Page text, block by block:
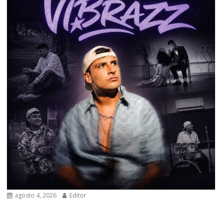
agosto 4, 2026 Editor